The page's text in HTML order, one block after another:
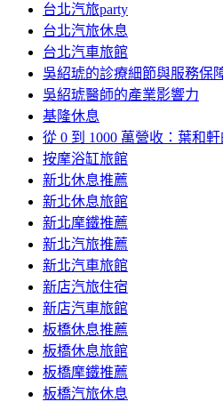
台北汽旅party
台北汽旅休息
台北汽車旅館
吳紹琥的診療細節與服務保
吳紹琥醫師的產業影響力
基隆休息
從 0 到 1000 萬營收：葉和
按摩浴缸旅館
新北休息推薦
新北休息旅館
新北摩鐵推薦
新北汽旅推薦
新北汽車旅館
新店汽旅住宿
新店汽車旅館
板橋休息推薦
板橋休息旅館
板橋摩鐵推薦
板橋汽旅休息